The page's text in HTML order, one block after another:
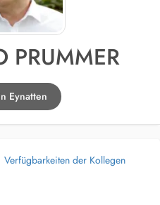
PRUMMER
Eynatten
Verfügbarkeiten der Kollegen